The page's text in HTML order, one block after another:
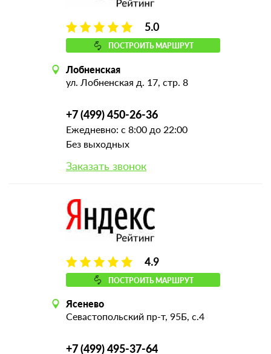
5.0
ПОСТРОИТЬ МАРШРУТ
Лобненская
ул. Лобненская д. 17, стр. 8
+7 (499) 450-26-36
Ежедневно: с 8:00 до 22:00
Без выходных
Заказать звонок
4.9
ПОСТРОИТЬ МАРШРУТ
Ясенево
Севастопольский пр-т, 95Б, с.4
+7 (499) 495-37-64